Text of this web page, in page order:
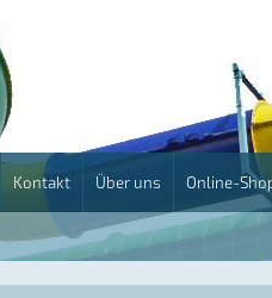
Kontakt Über uns Online-